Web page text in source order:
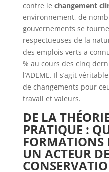
contre le changement
environnement, de
gouvernements se
respectueuses de la
des emplois verts a
% au cours des cinq
l’ADEME. Il s’agit
de changements pour
travail et valeurs.
DE LA
PRATIQUE :
FORMATIONS
UN ACTEUR